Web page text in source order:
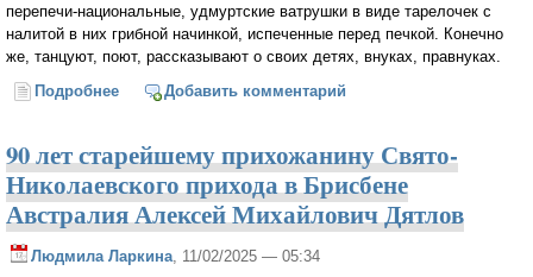
перепечи-национальные, удмуртские ватрушки в виде тарелочек с
налитой в них грибной начинкой, испеченные перед печкой. Конечно
же, танцуют, поют, рассказывают о своих детях, внуках, правнуках.
Подробнее о Тарелка с австралийским аборигеном для музея
Добавить комментарий
90 лет старейшему прихожанину Свято-
Николаевского прихода в Брисбене
Австралия Алексей Михайлович Дятлов
Людмила Ларкина , 11/02/2025 — 05:34